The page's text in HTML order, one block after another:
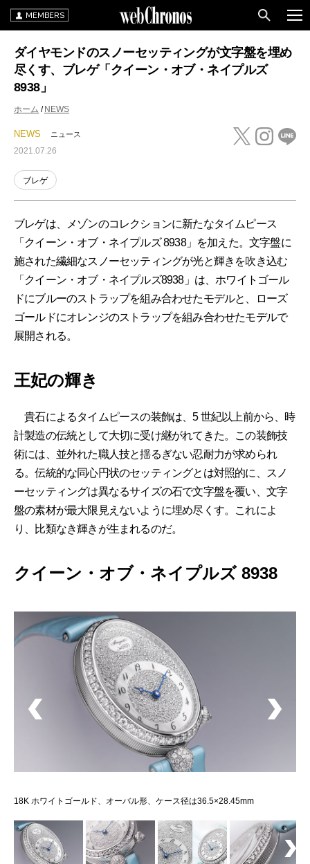
MEMBERS
ダイヤモンドのスノーセッティングが文字盤を埋め
尽くす、ブレゲ「クイーン・オブ・ネイプルズ
8938」
ホーム NEWS
NEWS ニュース
2021.07.26
ブレゲ
ブレゲは、メゾンのコレクションに新たなタイムピース
「クイーン・オブ・ネイプルズ 8938」を加えた。文字盤に
施された繊細なスノーセッティングが光と輝きを吹き込む
「クイーン・オブ・ネイプルズ8938」は、ホワイトゴール
ドにブルーのストラップを組み合わせたモデルと、ローズ
ゴールドにオレンジのストラップを組み合わせたモデルで
展開される。
王妃の輝き
貴石によるタイムピースの装飾は、5 世紀以上前から、時
計製造の伝統として大切に受け継がれてきた。この装飾技
術には、並外れた職人技と揺るぎない忍耐力が求められ
る。伝統的な同心円状のセッティングとは対照的に、スノ
ーセッティングは異なるサイズの石で文字盤を覆い、文字
盤の素材が最大限見えないように埋め尽くす。これによ
り、比類なき輝きが生まれるのだ。
クイーン・オブ・ネイプルズ 8938
18K ホワイトゴールド、オーバル形、ケース径は36.5×28.45mm